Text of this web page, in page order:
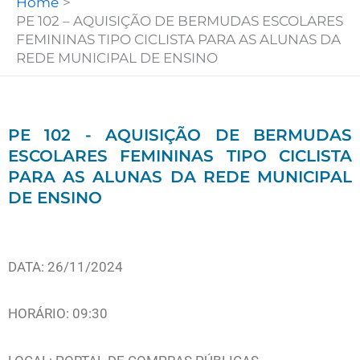
PE 102 – AQUISIÇÃO DE BERMUDAS ESCOLARES
FEMININAS TIPO CICLISTA PARA AS ALUNAS DA
REDE MUNICIPAL DE ENSINO
PE 102 - AQUISIÇÃO DE BERMUDAS
ESCOLARES FEMININAS TIPO CICLISTA
PARA AS ALUNAS DA REDE MUNICIPAL
DE ENSINO
DATA: 26/11/2024
HORÁRIO: 09:30